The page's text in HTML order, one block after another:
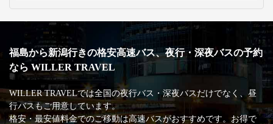
福島から新潟行きの格安高速バス、夜行・深夜バスの予約
なら WILLER TRAVEL
WILLER TRAVELでは全国の夜行バス・深夜バスだけでなく、昼
行バスもご用意しています。
格安・最安値料金でのご移動は高速バスがおすすめです。お得で